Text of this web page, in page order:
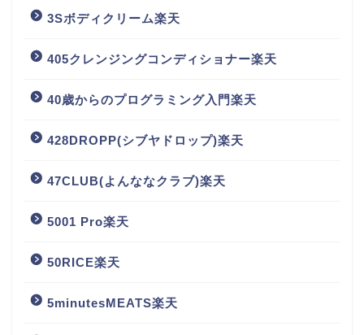
3Sボディクリーム楽天
405クレンジングコンディショナー楽天
40歳からのプログラミング入門楽天
428DROPP(シブヤドロップ)楽天
47CLUB(よんななクラブ)楽天
5001 Pro楽天
50RICE楽天
5minutesMEATS楽天